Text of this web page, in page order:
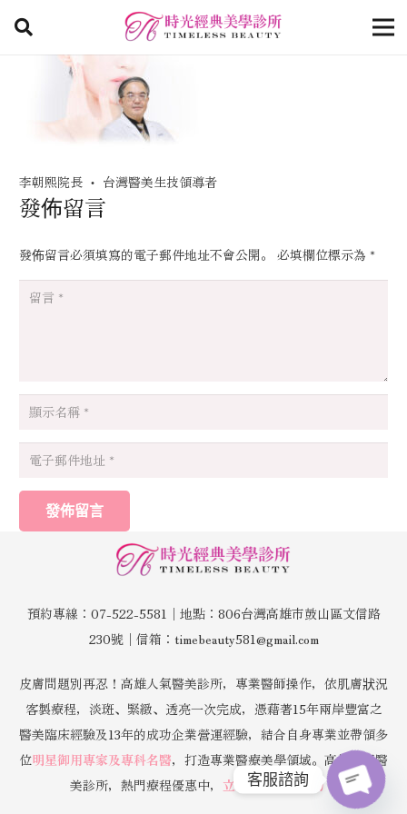
李朝熙院長 ‧ 台灣醫美生技領導者
發佈留言
發佈留言必須填寫的電子郵件地址不會公開。 必填欄位標示為 *
發佈留言
預約專線：07-522-5581│地點：806台灣高雄市鼓山區文信路
230號│信箱：timebeauty581@gmail.com
皮膚問題別再忍！高雄人氣醫美診所，專業醫師操作，依肌膚狀況
客製療程，淡斑、緊緻、透亮一次完成，憑藉著15年兩岸豐富之
醫美臨床經驗及13年的成功企業營運經驗，結合自身專業並帶領多
位明星御用專家及專科名醫，打造專業醫療美學領域。高雄人氣醫
美診所，熱門療程優惠中， 立即預約免費諮詢！
客服諮詢